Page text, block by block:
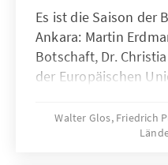
Es ist die Saison der
Ankara: Martin
Botschaft, Dr.
der Europäischen
Mitgliedsstaaten mit
an und werden
Walter Glos, Friedrich